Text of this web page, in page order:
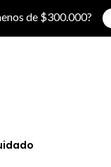
de $300.000?